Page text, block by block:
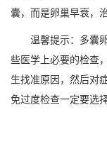
囊，而是卵巢早衰，
温馨提示：多囊卵
些医学上必要的检查
生找准原因，然后对
免过度检查一定要选